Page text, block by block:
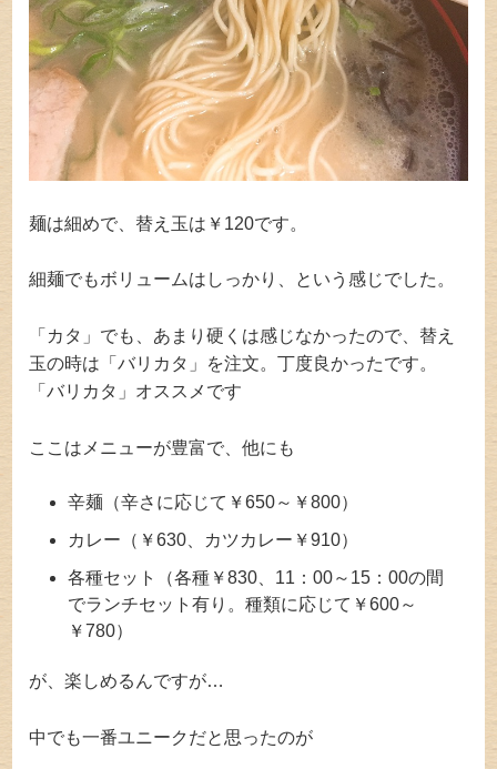
麺は細めで、替え玉は￥120です。
細麺でもボリュームはしっかり、という感じでした。
「カタ」でも、あまり硬くは感じなかったので、替え
玉の時は「バリカタ」を注文。丁度良かったです。
「バリカタ」オススメです
ここはメニューが豊富で、他にも
辛麺（辛さに応じて￥650～￥800）
カレー（￥630、カツカレー￥910）
各種セット（各種￥830、11：00～15：00の間
でランチセット有り。種類に応じて￥600～
￥780）
が、楽しめるんですが…
中でも一番ユニークだと思ったのが